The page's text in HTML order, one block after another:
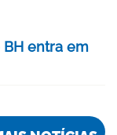
BH entra em